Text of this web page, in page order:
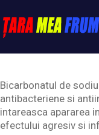
to
content
Bicarbonatul de
antibacteriene si
intareasca apararea
efectului agresiv si